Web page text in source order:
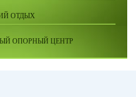
ОТДЫХ
ОПОРНЫЙ ЦЕНТР